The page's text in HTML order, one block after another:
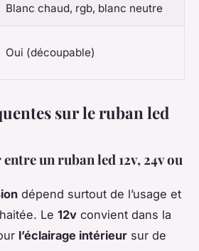
Blanc chaud, rgb, blanc neutre
Oui (découpable)
sur le ruban led
un ruban led 12v, 24v ou
dépend surtout de l’usage et
Le 12v convient dans la
l’éclairage intérieur sur de